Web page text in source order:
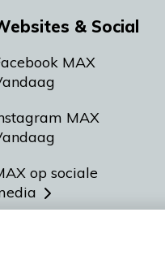
& Social
MAX
MAX
op sociale